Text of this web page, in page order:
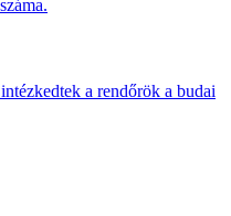
a rendőrök a budai